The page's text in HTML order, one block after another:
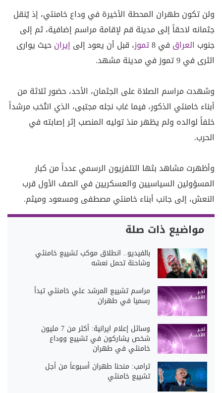
ولن تكون طهران المحطة الأخيرة في وداع خامنئي، إذ يُنقل
جثمانه لاحقاً إلى مدينة قم لإقامة مراسم إضافية، ثم إلى
جنوب العراق في 8 تموز، قبل أن يعود إلى إيرانحيث يوارى
الثرى في 9 تموز في مدينة مشهد.
وشهدت مراسم الصلاة على الجثمان، الأحد، حضور ثلاثة من
أبناء خامنئي الذكور، فيما غاب نجله مجتبى، الذي انتُخب مرشداً
خلفاً لوالده ولم يظهر منذ توليه المنصب إثر إصابته في
الحرب.
وأظهرت مشاهد بثها التلفزيون الرسمي عدداً من كبار
المسؤولين السياسيين والعسكريين في الصف الأول قرب
النعش، إلى جانب أبناء خامنئي مصطفى ومسعود وميثم.
مواضيع ذات صلة
بالفيديو.. انطلاق موكب تشييع خامنئي
وشاحنة تحمل نعشه
مراسم تشييع المرشد علي خامنئي تبدأ
رسميا في طهران
وسائل إعلام ايرانية: أكثر من 7 مليون
شخص يشاركون في تشييع ووداع
خامنئي في طهران
ترامب: منحنا طهران أسبوعاً من أجل
تشييع خامنئي